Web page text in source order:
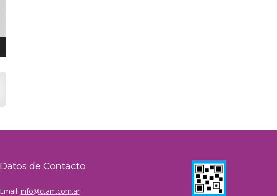
Datos de Contacto
Email: info@ctam.com.ar